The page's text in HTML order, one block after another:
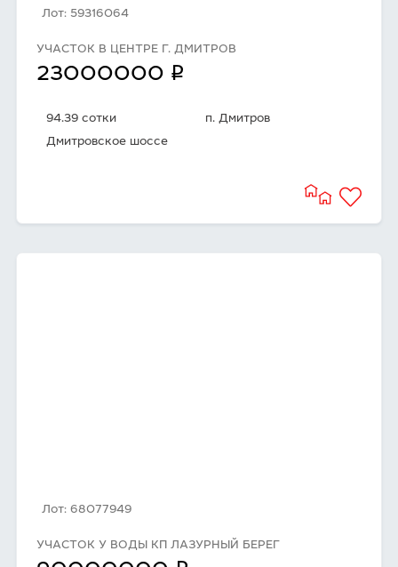
Лот: 59316064
УЧАСТОК В ЦЕНТРЕ Г. ДМИТРОВ
23000000 q
94.39 сотки
п. Дмитров
Дмитровское шоссе
Лот: 68077949
УЧАСТОК У ВОДЫ КП ЛАЗУРНЫЙ БЕРЕГ